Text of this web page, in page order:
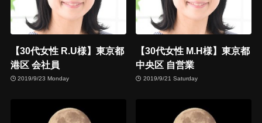
【30代女性 R.U様】東京都
港区 会社員
2019/9/23 Monday
【30代女性 M.H様】東京都
中央区 自営業
2019/9/21 Saturday